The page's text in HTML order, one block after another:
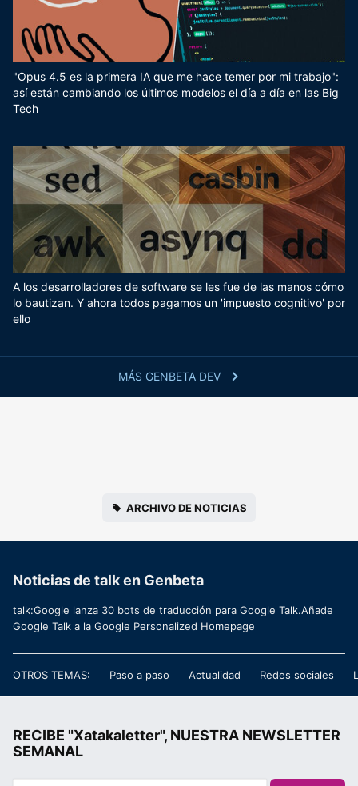
MÁS GENBETA DEV
"Opus 4.5 es la primera IA que me hace temer por mi trabajo":
así están cambiando los últimos modelos el día a día en las Big
Tech
A los desarrolladores de software se les fue de las manos cómo
lo bautizan. Y ahora todos pagamos un 'impuesto cognitivo' por
ello
ARCHIVO DE NOTICIAS
Noticias de talk en Genbeta
talk:Google lanza 30 bots de traducción para Google Talk.Añade
Google Talk a la Google Personalized Homepage
OTROS TEMAS: Paso a paso Actualidad Redes sociales
RECIBE "Xatakaletter", NUESTRA NEWSLETTER
SEMANAL